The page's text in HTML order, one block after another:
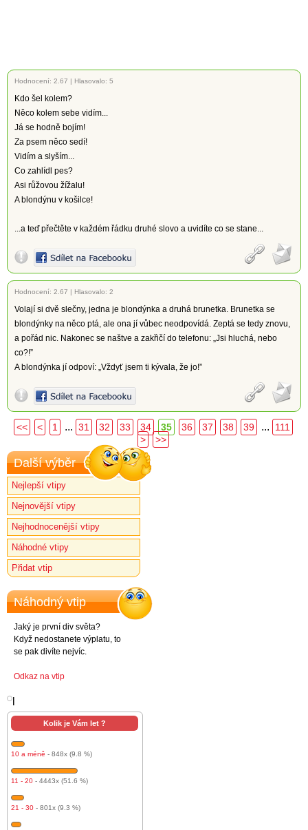
Hodnocení: 2.67 | Hlasovalo: 5
Kdo šel kolem?
Něco kolem sebe vidím...
Já se hodně bojím!
Za psem něco sedí!
Vidím a slyším...
Co zahlídl pes?
Asi růžovou žížalu!
A blondýnu v košilce!
...a teď přečtěte v každém řádku druhé slovo a uvidíte co se stane...
Hodnocení: 2.67 | Hlasovalo: 2
Volají si dvě slečny, jedna je blondýnka a druhá brunetka. Brunetka se
blondýnky na něco ptá, ale ona jí vůbec neodpovídá. Zeptá se tedy znovu,
a pořád nic. Nakonec se naštve a zakřičí do telefonu: „Jsi hluchá, nebo
co?!”
A blondýnka jí odpoví: „Vždyť jsem ti kývala, že jo!”
<< < 1 ... 31 32 33 34 35 36 37 38 39 ...
111
>
>>
Další výběr
Nejlepší vtipy
Nejnovější vtipy
Nejhodnocenější vtipy
Náhodné vtipy
Přidat vtip
Náhodný vtip
Jaký je první div světa?
Když nedostanete výplatu, to
se pak divíte nejvíc.
Odkaz na vtip
Kolik je Vám let ?
10 a méně - 848x (9.8 %)
11 - 20 - 4443x (51.6 %)
21 - 30 - 801x (9.3 %)